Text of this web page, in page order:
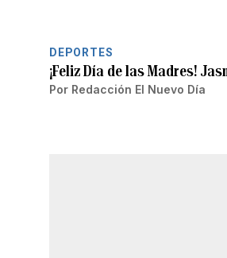
DEPORTES
¡Feliz Día de las Madres!
Por Redacción El Nuevo Día